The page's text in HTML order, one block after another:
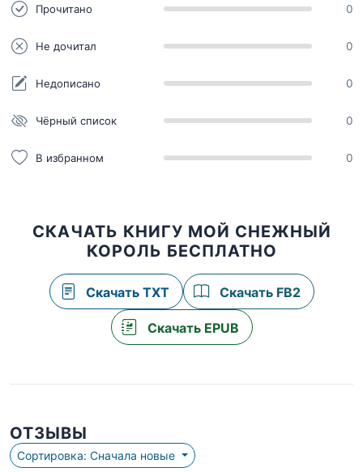
Прочитано 0
Не дочитал 0
Недописано 0
Чёрный список 0
В избранном 0
СКАЧАТЬ КНИГУ МОЙ СНЕЖНЫЙ
КОРОЛЬ БЕСПЛАТНО
Скачать TXT Скачать FB2
Скачать EPUB
ОТЗЫВЫ
Сортировка: Сначала новые